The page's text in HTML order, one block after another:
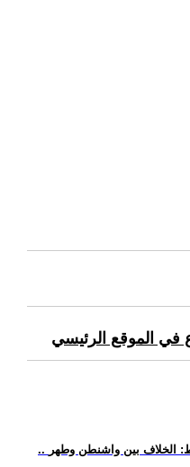
في الموقع الرئيسي
الخلاف بين واشنطن وطهر